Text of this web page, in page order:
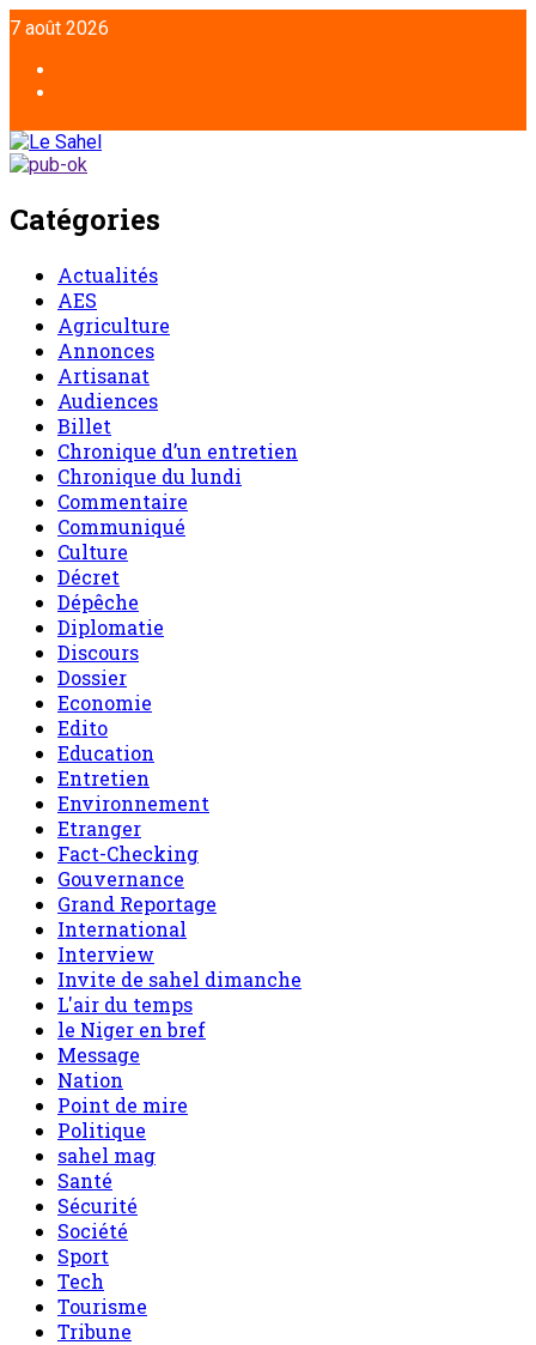
7 août 2026
Catégories
Actualités
AES
Agriculture
Annonces
Artisanat
Audiences
Billet
Chronique d’un entretien
Chronique du lundi
Commentaire
Communiqué
Culture
Décret
Dépêche
Diplomatie
Discours
Dossier
Economie
Edito
Education
Entretien
Environnement
Etranger
Fact-Checking
Gouvernance
Grand Reportage
International
Interview
Invite de sahel dimanche
L'air du temps
le Niger en bref
Message
Nation
Point de mire
Politique
sahel mag
Santé
Sécurité
Société
Sport
Tech
Tourisme
Tribune